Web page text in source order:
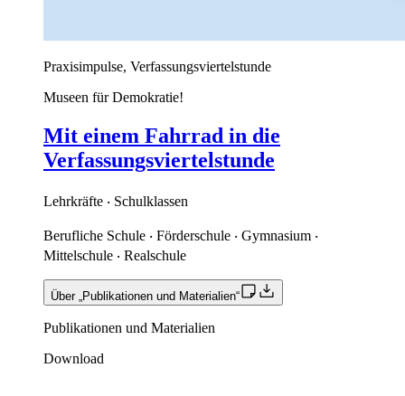
Praxisimpulse, Verfassungsviertelstunde
Museen für Demokratie!
Mit einem Fahrrad in die
Verfassungsviertelstunde
Lehrkräfte ‧ Schulklassen
Berufliche Schule ‧ Förderschule ‧ Gymnasium ‧
Mittelschule ‧ Realschule
Über „Publikationen und Materialien“
Publikationen und Materialien
Download